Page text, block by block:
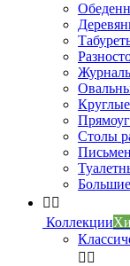
Столы
 
Коллекции
 